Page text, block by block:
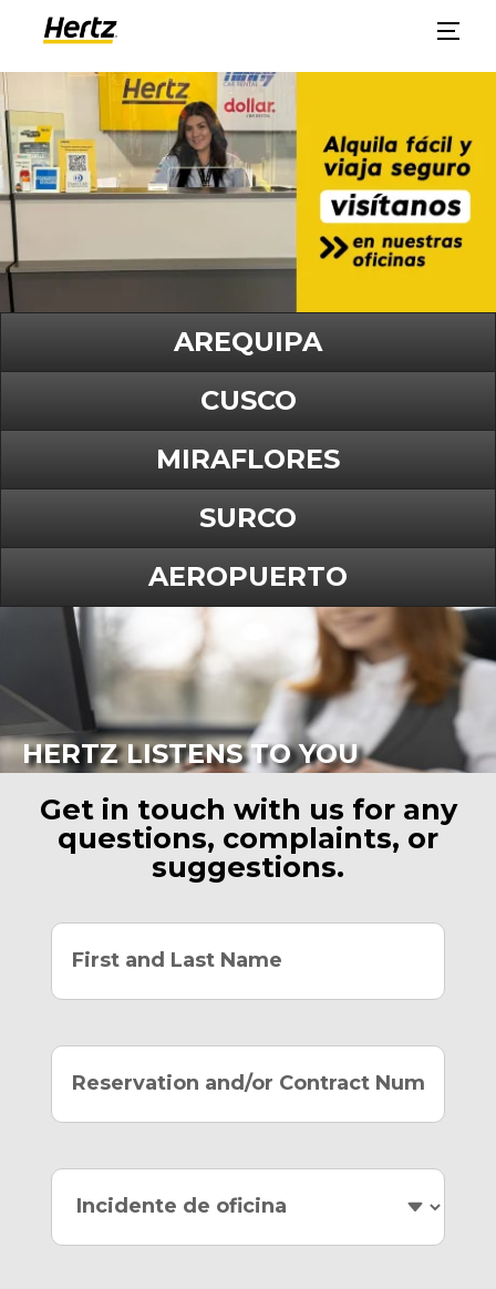
AREQUIPA
CUSCO
MIRAFLORES
SURCO
AEROPUERTO
HERTZ LISTENS TO YOU
Get in touch with us for any
questions, complaints, or
suggestions.